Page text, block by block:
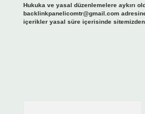
Hukuka ve yasal düzenlemelere aykırı
backlinkpanelicomtr@gmail.com
içerikler yasal süre içerisinde sitemizden